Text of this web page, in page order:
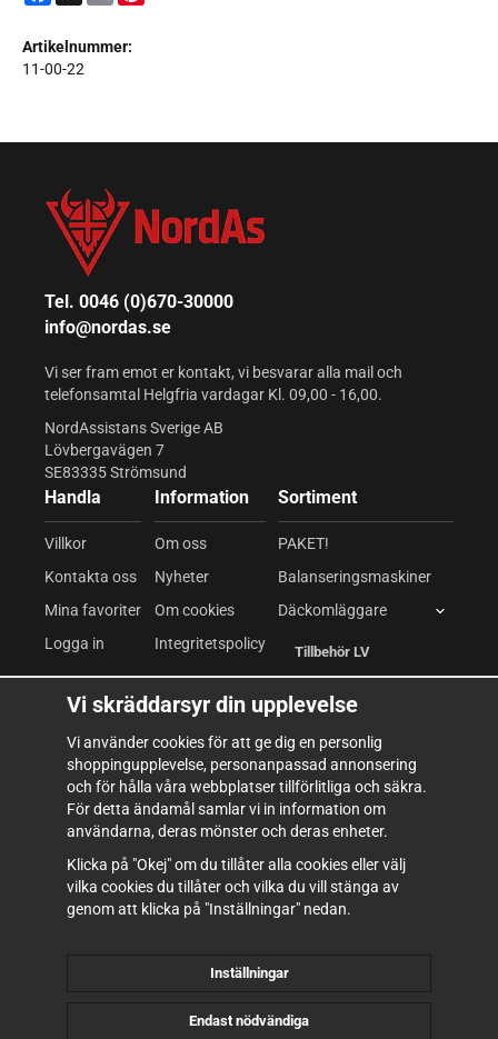
Artikelnummer:
11-00-22
Tel. 0046 (0)670-30000
info@nordas.se
Vi ser fram emot er kontakt, vi besvarar alla mail och
telefonsamtal Helgfria vardagar Kl. 09,00 - 16,00.
NordAssistans Sverige AB
Lövbergavägen 7
SE83335 Strömsund
Handla
Villkor
Kontakta oss
Mina favoriter
Logga in
Information
Om oss
Nyheter
Om cookies
Integritetspolicy
Sortiment
PAKET!
Balanseringsmaskiner
Däckomläggare
Tillbehör LV
Däckomläggare LV
Fordonslyftar
Kompressor & Pneumatik
Verkstadsutrustning
Verktyg & Inredning
Förbrukning
Vi skräddarsyr din upplevelse
Vi använder cookies för att ge dig en personlig
shoppingupplevelse, personanpassad annonsering
och för hålla våra webbplatser tillförlitliga och säkra.
För detta ändamål samlar vi in information om
användarna, deras mönster och deras enheter.
Klicka på "Okej" om du tillåter alla cookies eller välj
vilka cookies du tillåter och vilka du vill stänga av
genom att klicka på "Inställningar" nedan.
Inställningar
Endast nödvändiga